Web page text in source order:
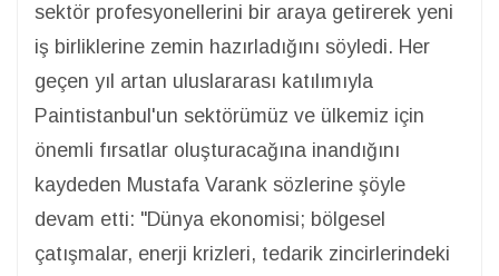
sektör profesyonellerini bir araya getirerek yeni
iş birliklerine zemin hazırladığını söyledi. Her
geçen yıl artan uluslararası katılımıyla
Paintistanbul'un sektörümüz ve ülkemiz için
önemli fırsatlar oluşturacağına inandığını
kaydeden Mustafa Varank sözlerine şöyle
devam etti: "Dünya ekonomisi; bölgesel
çatışmalar, enerji krizleri, tedarik zincirlerindeki